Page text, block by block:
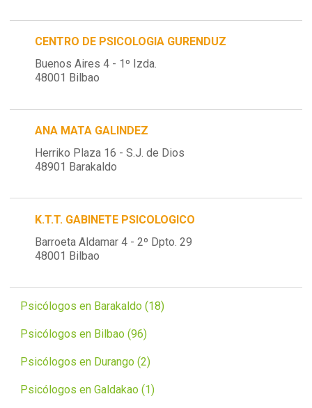
CENTRO DE PSICOLOGIA GURENDUZ
Buenos Aires 4 - 1º Izda.
48001 Bilbao
ANA MATA GALINDEZ
Herriko Plaza 16 - S.J. de Dios
48901 Barakaldo
K.T.T. GABINETE PSICOLOGICO
Barroeta Aldamar 4 - 2º Dpto. 29
48001 Bilbao
Psicólogos en Barakaldo (18)
Psicólogos en Bilbao (96)
Psicólogos en Durango (2)
Psicólogos en Galdakao (1)